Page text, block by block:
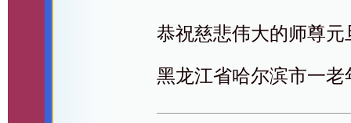
恭祝慈悲伟大的师尊元
黑龙江省哈尔滨市一